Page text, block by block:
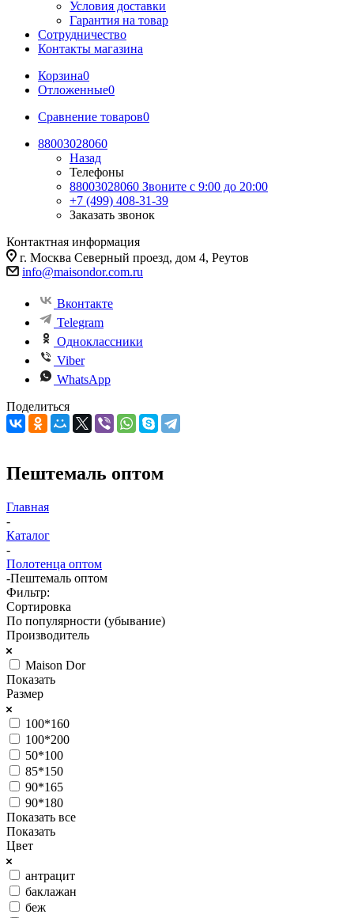
Условия доставки
Гарантия на товар
Сотрудничество
Контакты магазина
Корзина0
Отложенные0
Сравнение товаров0
88003028060
Назад
Телефоны
88003028060 Звоните с 9:00 до 20:00
+7 (499) 408-31-39
Заказать звонок
Контактная информация
г. Москва Северный проезд, дом 4, Реутов
info@maisondor.com.ru
Вконтакте
Telegram
Одноклассники
Viber
WhatsApp
Поделиться
Пештемаль оптом
Главная
-
Каталог
-
Полотенца оптом
-Пештемаль оптом
Фильтр:
Сортировка
По популярности (убывание)
Производитель
Maison Dor
Показать
Размер
100*160
100*200
50*100
85*150
90*165
90*180
Показать все
Показать
Цвет
антрацит
баклажан
беж